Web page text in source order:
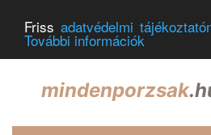
Frissadatvédelmi
További információk
mindenporzsak